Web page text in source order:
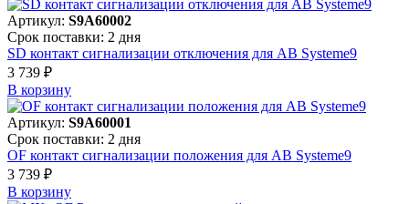
Артикул: S9A60002
Срок поставки: 2 дня
SD контакт сигнализации отключения для АВ Systeme9
3 739 ₽
В корзинy
Артикул: S9A60001
Срок поставки: 2 дня
OF контакт сигнализации положения для АВ Systeme9
3 739 ₽
В корзинy